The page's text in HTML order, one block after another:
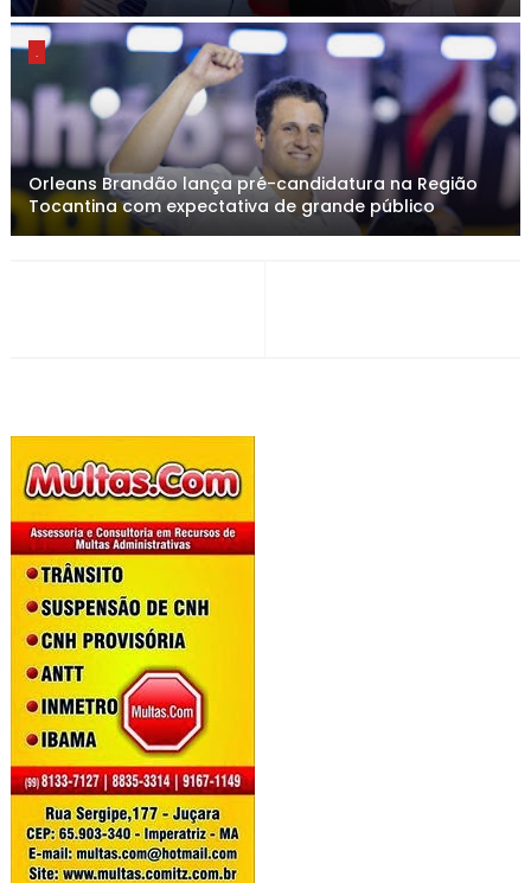
.
Orleans Brandão lança pré-candidatura na Região
Tocantina com expectativa de grande público